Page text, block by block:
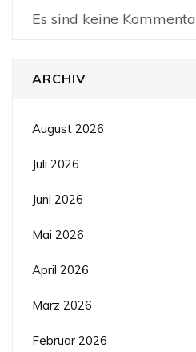
Es sind keine
ARCHIV
August 2026
Juli 2026
Juni 2026
Mai 2026
April 2026
März 2026
Februar 2026